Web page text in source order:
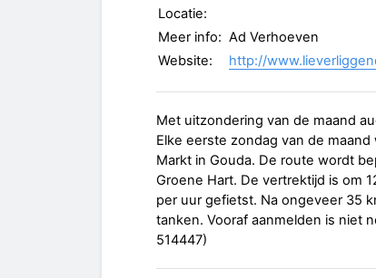
Locatie:
Meer info: Ad Verhoeven
Website:
http://
Met uitzondering van de maand
Elke eerste zondag van de
Markt in Gouda. De route wordt
Groene Hart. De vertrektijd is om
per uur gefietst. Na ongeveer 35
tanken. Vooraf aanmelden is niet
514447)